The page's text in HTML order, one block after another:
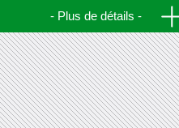
Plus de détails
"Coup d'envoi" des
illuminations de Noël, Marseille.